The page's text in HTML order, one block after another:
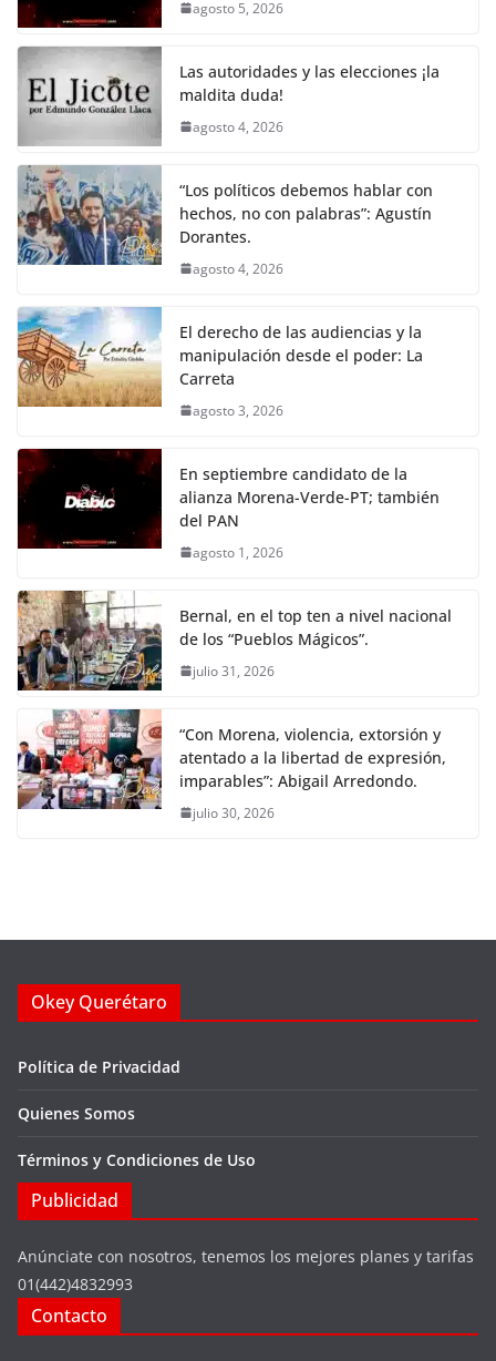
o
o
k
p k
agosto 5, 2026
Las autoridades y las elecciones ¡la
maldita duda!
agosto 4, 2026
“Los políticos debemos hablar con
hechos, no con palabras”: Agustín
Dorantes.
agosto 4, 2026
El derecho de las audiencias y la
manipulación desde el poder: La
Carreta
agosto 3, 2026
En septiembre candidato de la
alianza Morena-Verde-PT; también
del PAN
agosto 1, 2026
Bernal, en el top ten a nivel nacional
de los “Pueblos Mágicos”.
julio 31, 2026
“Con Morena, violencia, extorsión y
atentado a la libertad de expresión,
imparables”: Abigail Arredondo.
julio 30, 2026
Okey Querétaro
Política de Privacidad
Quienes Somos
Términos y Condiciones de Uso
Publicidad
Anúnciate con nosotros, tenemos los mejores planes y tarifas
01(442)4832993
Contacto